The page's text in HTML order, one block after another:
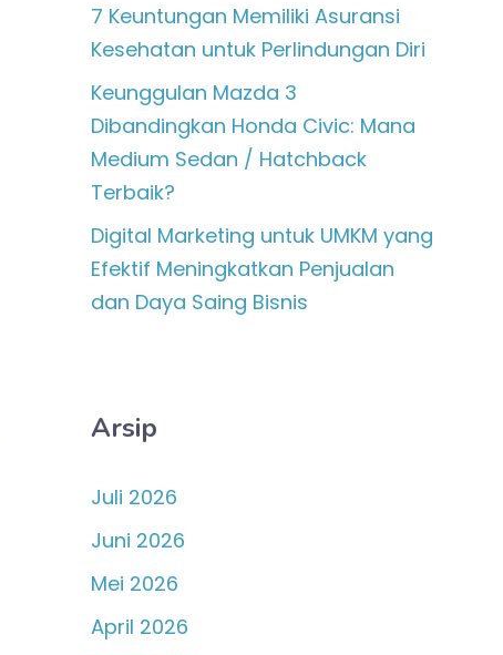
7 Keuntungan Memiliki Asuransi
Kesehatan untuk Perlindungan Diri
Keunggulan Mazda 3
Dibandingkan Honda Civic: Mana
Medium Sedan / Hatchback
Terbaik?
Digital Marketing untuk UMKM yang
Efektif Meningkatkan Penjualan
dan Daya Saing Bisnis
Arsip
Juli 2026
Juni 2026
Mei 2026
April 2026